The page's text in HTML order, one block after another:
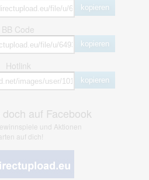
kopieren
BB Code
kopieren
Hotlink
kopieren
auf Facebook
und Aktionen
auf dich!